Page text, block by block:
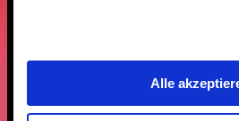
Alle